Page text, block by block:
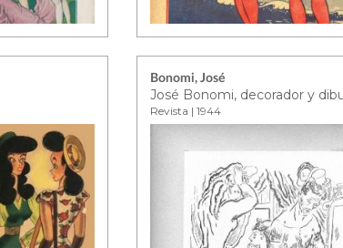
Bonomi, José
Revista | 1944